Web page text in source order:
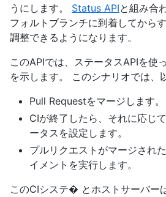
うにします。 Status APIと組み合
フォルトブランチに到着してから
調整できるようになります。
このAPIでは、ステータスAPIを使
を示します。 このシナリオでは、
Pull Requestをマージします。
CIが終了したら、それに応じ
ータスを設定します。
プルリクエストがマージされ
イメントを実行します。
このCIシステ� とホストサーバー